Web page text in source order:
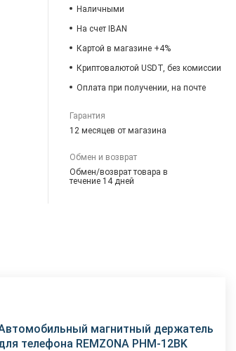
Наличными
На счет IBAN
Картой в магазине +4%
Криптовалютой USDT, без комиссии
Оплата при получении, на почте
Гарантия
12 месяцев от магазина
Обмен и возврат
Обмен/возврат товара в
течение 14 дней
магнитный держатель
телефона REMZONA PHM-12BK